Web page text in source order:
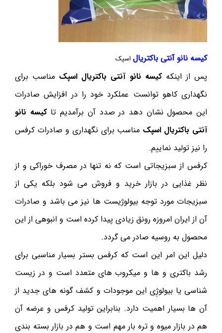
کیسه نانو آنتی باکتریال اسپک
پس از اینکهکیسه نانو آنتی باکتریال اسپک مناسب برای
نگهداری کاهو توانست عملکرد خود را در افزایش صادرات
این محصول نشان دهد در صدد آن برآمدیم تاکیسه نانو
آنتی باکتریال اسپک مناسب برای نگهداری و صادرات کرفس
را نیز تولید نماییم.
کرفس از سبزیجاتی است که نه تنها در مصرف خوراکی و از
نظر غذایی در بازار خرید و فروش می شود بلکه یکی از
سبزیجات مورد توجه بیولوژیست ها نیز می باشد و صادرات
آن از ایران امروزه رونق زیادی پیدا کرده است و انبوهی از این
محصول به روسیه صادر می گردد.
دلیل این امر این است که کرفس بستر بسیار مناسبی برای
رشد باکتری و ها و میکروب های متعدد است و در زیست
شناسی یا بیولوژِی این موجودات و کشف گونه های جدید از
آن ها بسیار اهمیت دارد. بنابراین تولید کرفس و عرضه آن
هم در بازار میوه و تره بار مهم است و هم در بازار بسته بندی